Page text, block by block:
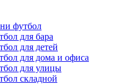
футбол
для бара
для детей
для дома и офиса
для улицы
складной